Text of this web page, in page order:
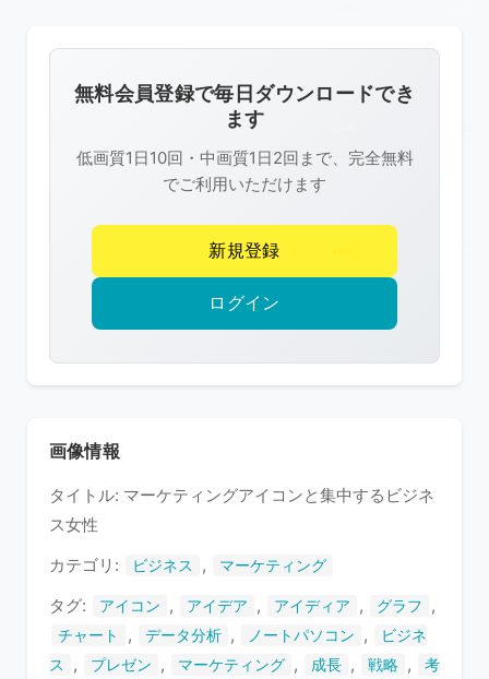
像
は
R-
FREE
作
権
護
い
す
無料会員登録で毎日ダウンロードでき
ます
低画質1日10回・中画質1日2回まで、完全無料
でご利用いただけます
新規登録
ログイン
画像情報
タイトル: マーケティングアイコンと集中するビジネ
ス女性
カテゴリ:
ビジネス , マーケティング
タグ: アイコン , アイデア , アイディア , グラフ ,
チャート , データ分析 , ノートパソコン ,
ビジネ
ス
, プレゼン , マーケティング , 成長 , 戦略 ,
考